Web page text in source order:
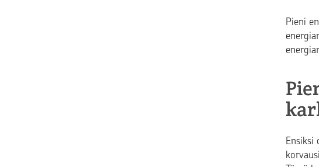
Pieni
Ensiksi